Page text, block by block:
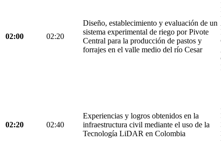
02:00 02:20
Diseño, establecimiento y evaluación de un
sistema experimental de riego por Pivote
Central para la producción de pastos y
forrajes en el valle medio del río Cesar
02:20 02:40
Experiencias y logros obtenidos en la
infraestructura civil mediante el uso de la
Tecnología LiDAR en Colombia